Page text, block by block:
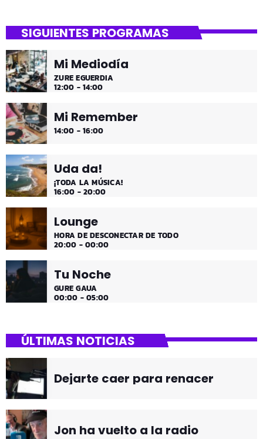
SIGUIENTES PROGRAMAS
Mi Mediodía
ZURE EGUERDIA
12:00 - 14:00
Mi Remember
14:00 - 16:00
Uda da!
¡TODA LA MÚSICA!
16:00 - 20:00
Lounge
HORA DE DESCONECTAR DE TODO
20:00 - 00:00
Tu Noche
GURE GAUA
00:00 - 05:00
ÚLTIMAS NOTICIAS
Dejarte caer para renacer
Jon ha vuelto a la radio